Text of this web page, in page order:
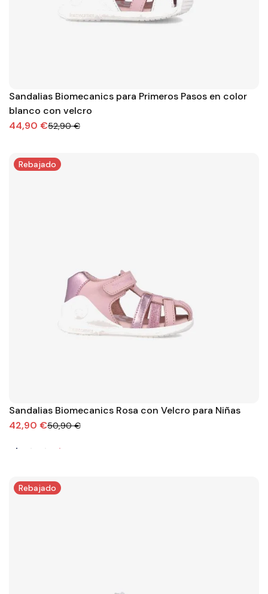
Sandalias Biomecanics para Primeros Pasos en color
blanco con velcro
44,90 €52,90 €
Rebajado
Sandalias Biomecanics Rosa con Velcro para Niñas
42,90 €50,90 €
Rebajado